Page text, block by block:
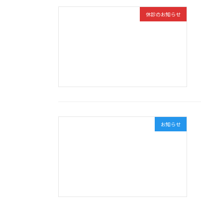
休診のお知らせ
お知らせ